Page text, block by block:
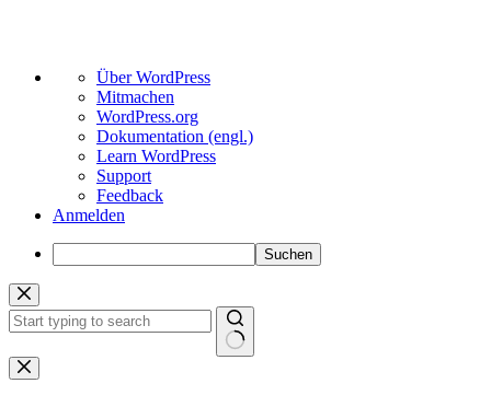
Über
WordPress
Über WordPress
Mitmachen
WordPress.org
Dokumentation (engl.)
Learn WordPress
Support
Feedback
Anmelden
Suchen
Zum
Inhalt
springen
Keine
Ergebnisse